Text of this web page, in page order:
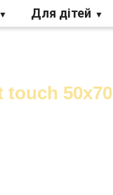
Для дітей
touch 50x70